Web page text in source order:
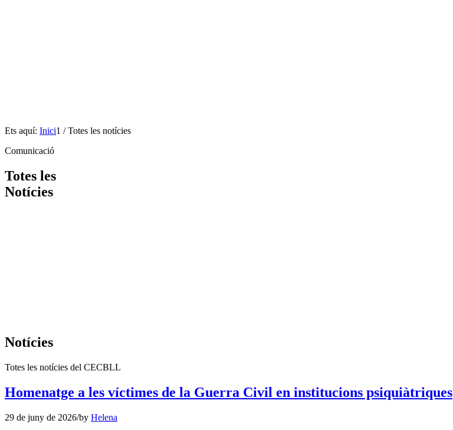
Ets aquí: Inici1 / Totes les notícies
Comunicació
Totes les
Notícies
Notícies
Totes les notícies del CECBLL
Homenatge a les víctimes de la Guerra Civil en institucions psiquiàtriques
29 de juny de 2026/by Helena